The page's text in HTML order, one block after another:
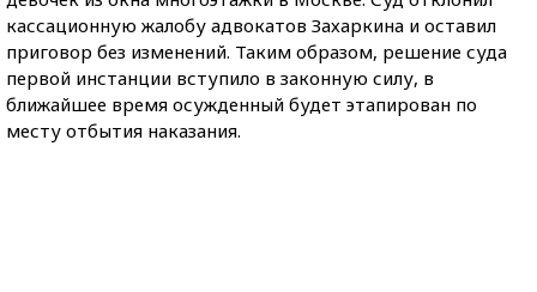
кассационную жалобу адвокатов Захаркина и оставил
приговор без изменений. Таким образом, решение суда
первой инстанции вступило в законную силу, в
ближайшее время осужденный будет этапирован по
месту отбытия наказания.